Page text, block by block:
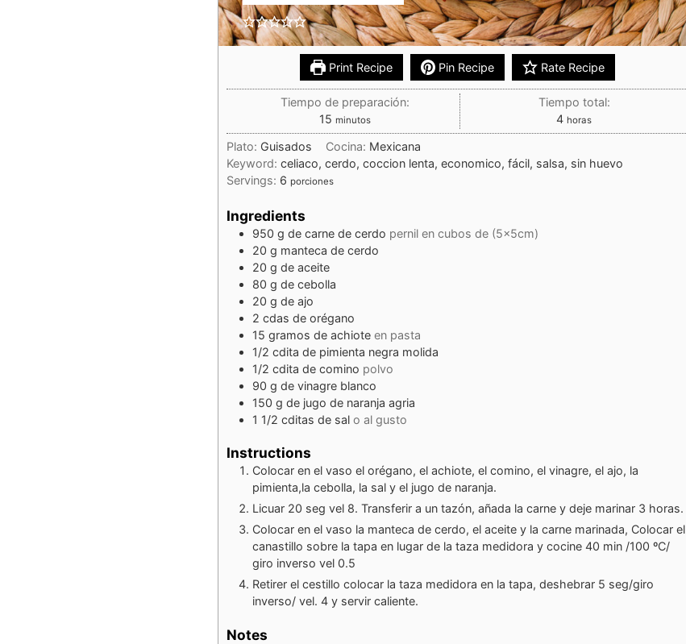
Print Recipe Pin Recipe Rate Recipe
Tiempo de preparación:
15 minutos
Tiempo total:
4 horas
Plato: Guisados Cocina: Mexicana
Keyword: celiaco, cerdo, coccion lenta, economico, fácil, salsa, sin huevo
Servings: 6 porciones
Ingredients
950 g de carne de cerdo pernil en cubos de (5x5cm)
20 g manteca de cerdo
20 g de aceite
80 g de cebolla
20 g de ajo
2 cdas de orégano
15 gramos de achiote en pasta
1/2 cdita de pimienta negra molida
1/2 cdita de comino polvo
90 g de vinagre blanco
150 g de jugo de naranja agria
1 1/2 cditas de sal o al gusto
Instructions
Colocar en el vaso el orégano, el achiote, el comino, el vinagre, el ajo, la
pimienta,la cebolla, la sal y el jugo de naranja.
Licuar 20 seg vel 8. Transferir a un tazón, añada la carne y deje marinar 3 horas.
Colocar en el vaso la manteca de cerdo, el aceite y la carne marinada, Colocar el
canastillo sobre la tapa en lugar de la taza medidora y cocine 40 min /100 ºC/
giro inverso vel 0.5
Retirer el cestillo colocar la taza medidora en la tapa, deshebrar 5 seg/giro
inverso/ vel. 4 y servir caliente.
Notes